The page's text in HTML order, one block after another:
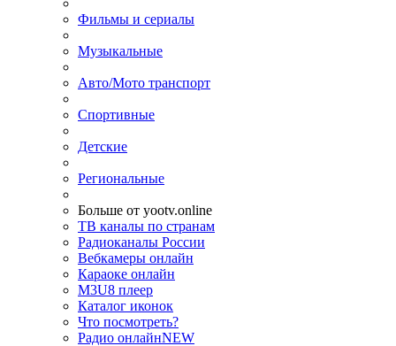
Фильмы и сериалы
Музыкальные
Авто/Мото транспорт
Спортивные
Детские
Региональные
Больше от yootv.online
ТВ каналы по странам
Радиоканалы России
Вебкамеры онлайн
Караоке онлайн
M3U8 плеер
Каталог иконок
Что посмотреть?
Радио онлайнNEW